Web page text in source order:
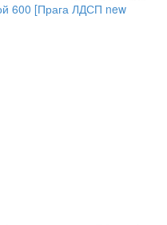
600 [Прага ЛДСП new